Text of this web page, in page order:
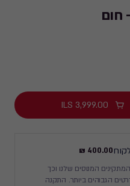
ILS 3,999.00
400.00 ₪
המנוסים שלנו וכך
הגבוהים ביותר. התקנה